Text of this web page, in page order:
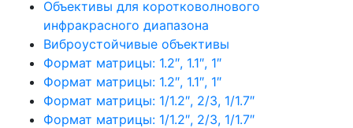
Объективы для коротковолнового
инфракрасного диапазона
Виброустойчивые объективы
Формат матрицы: 1.2″, 1.1″, 1″
Формат матрицы: 1.2″, 1.1″, 1″
Формат матрицы: 1/1.2″, 2/3, 1/1.7″
Формат матрицы: 1/1.2″, 2/3, 1/1.7″